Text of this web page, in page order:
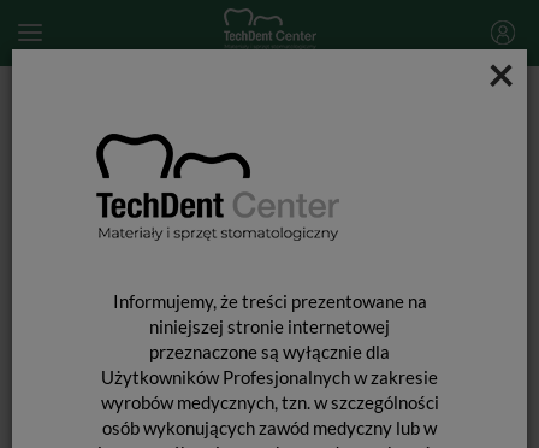
×
Informujemy, że treści prezentowane na
niniejszej stronie internetowej
przeznaczone są wyłącznie dla
Użytkowników Profesjonalnych w zakresie
wyrobów medycznych, tzn. w szczególności
osób wykonujących zawód medyczny lub w